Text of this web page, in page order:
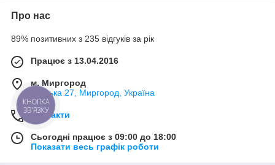
Про нас
89% позитивних з 235 відгуків за рік
Працює з 13.04.2016
м. Миргород
Ткацька 27, Миргород, Україна
Контакти
Сьогодні працює з 09:00 до 18:00
Показати весь графік роботи
КНОПКА
ЗВ'ЯЗКУ